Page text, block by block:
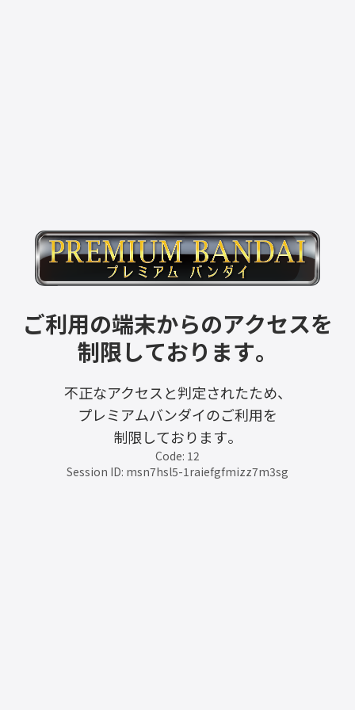
ご利用の端末からのアクセスを
制限しております。
不正なアクセスと判定されたため、
プレミアムバンダイのご利用を
制限しております。
Code: 12
Session ID: msn7hsl5-1raiefgfmizz7m3sg